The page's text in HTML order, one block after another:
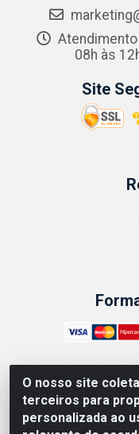
O nosso site
terceiros para
personalizada ao
08h às
Site
ABRASEG
10.894.768/
Penha Circular -